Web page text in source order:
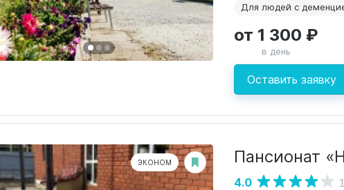
Для людей с
Оставить заявку
от 1 300 ₽
в день
ЭКОНОМ Пансионат
4.0